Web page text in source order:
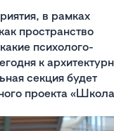
в рамках
пространство
психолого-
к
секция будет
проекта «Школа